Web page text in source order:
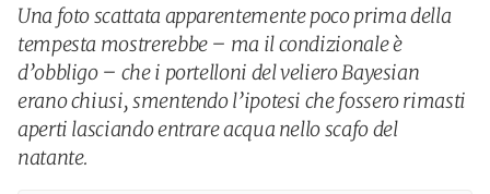
Una foto scattata apparentemente poco prima della
tempesta mostrerebbe – ma il condizionale è
d’obbligo – che i portelloni del veliero Bayesian
erano chiusi, smentendo l’ipotesi che fossero rimasti
aperti lasciando entrare acqua nello scafo del
natante.